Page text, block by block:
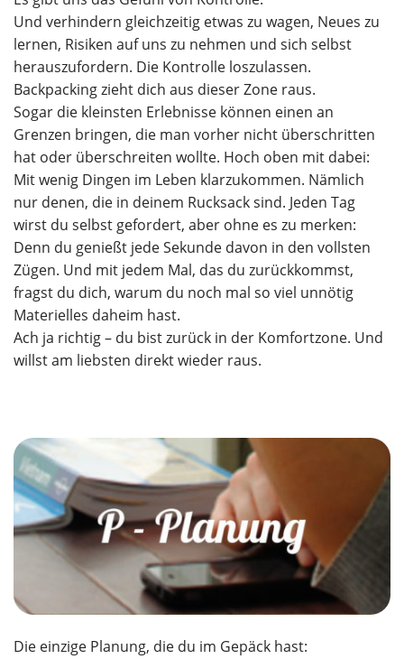
Und verhindern gleichzeitig etwas zu wagen, Neues zu
lernen, Risiken auf uns zu nehmen und sich selbst
herauszufordern. Die Kontrolle loszulassen.
Backpacking zieht dich aus dieser Zone raus.
Sogar die kleinsten Erlebnisse können einen an
Grenzen bringen, die man vorher nicht überschritten
hat oder überschreiten wollte. Hoch oben mit dabei:
Mit wenig Dingen im Leben klarzukommen. Nämlich
nur denen, die in deinem Rucksack sind. Jeden Tag
wirst du selbst gefordert, aber ohne es zu merken:
Denn du genießt jede Sekunde davon in den vollsten
Zügen. Und mit jedem Mal, das du zurückkommst,
fragst du dich, warum du noch mal so viel unnötig
Materielles daheim hast.
Ach ja richtig – du bist zurück in der Komfortzone. Und
willst am liebsten direkt wieder raus.
Die einzige Planung, die du im Gepäck hast: